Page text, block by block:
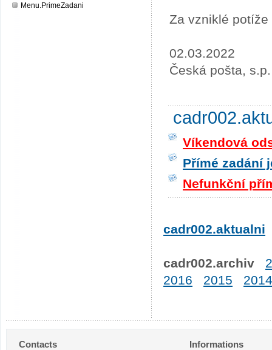
Menu.PrimeZadani
Za vzniklé
02.03.2022
Česká pošta, s.p.
Víkendová
Přímé zadání
Nefunkční
cadr002.aktualni
cadr002.archiv
2016
2015 2014
Contacts Informations